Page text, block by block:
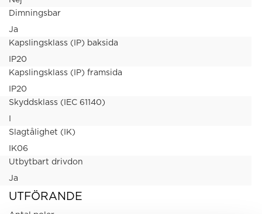
Dimningsbar
Ja
Kapslingsklass (IP) baksida
IP20
Kapslingsklass (IP) framsida
IP20
Skyddsklass (IEC 61140)
Slagtålighet (IK)
IK06
Utbytbart drivdon
Ja
UTFÖRANDE